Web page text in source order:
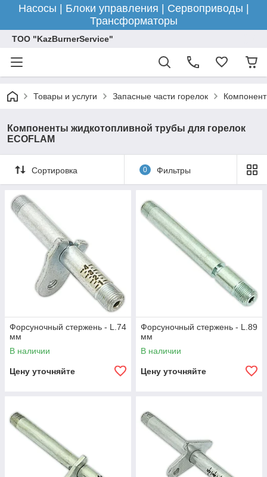
Насосы | Блоки управления | Сервоприводы |
Трансформаторы
ТОО "KazBurnerService"
Товары и услуги Запасные части горелок
Компоненты жидкотопливной трубы для горелок
ECOFLAM
Сортировка 0 Фильтры
Форсуночный стержень - L.74
мм
В наличии
Цену уточняйте
Форсуночный стержень - L.89
мм
В наличии
Цену уточняйте